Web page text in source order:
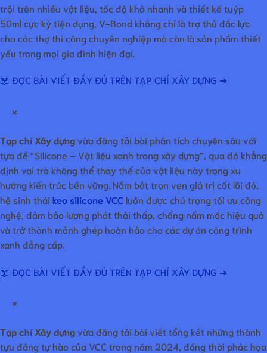
trội trên nhiều vật liệu, tốc độ khô nhanh và thiết kế tuýp
50ml cực kỳ tiện dụng, V-Bond không chỉ là trợ thủ đắc lực
cho các thợ thi công chuyên nghiệp mà còn là sản phẩm thiết
yếu trong mọi gia đình hiện đại.
📖 ĐỌC BÀI VIẾT ĐẦY ĐỦ TRÊN TẠP CHÍ XÂY DỰNG ➔
×
Tạp chí Xây dựngvừa đăng tải bài phân tích chuyên sâu với
tựa đề “Silicone – Vật liệu xanh trong xây dựng”, qua đó khẳng
định vai trò không thể thay thế của vật liệu này trong xu
hướng kiến trúc bền vững. Nắm bắt trọn vẹn giá trị cốt lõi đó,
hệ sinh thái keo silicone VCC luôn được chú trọng tối ưu công
nghệ, đảm bảo lượng phát thải thấp, chống nấm mốc hiệu quả
và trở thành mảnh ghép hoàn hảo cho các dự án công trình
xanh đẳng cấp.
📖 ĐỌC BÀI VIẾT ĐẦY ĐỦ TRÊN TẠP CHÍ XÂY DỰNG ➔
×
Tạp chí Xây dựngvừa đăng tải bài viết tổng kết những thành
tựu đáng tự hào của VCC trong năm 2024, đồng thời phác họa